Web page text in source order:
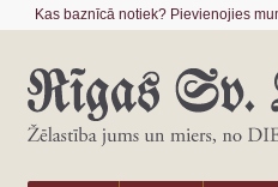
Kas baznīcā notiek? Pievienojies